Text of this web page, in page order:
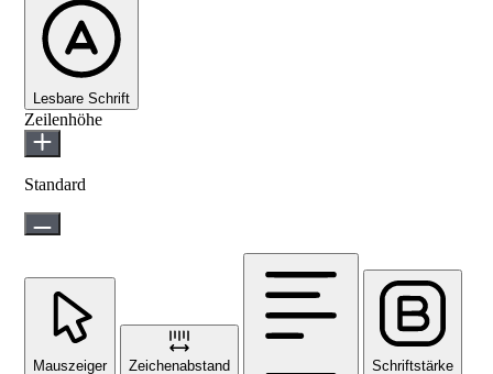
Lesbare Schrift
Zeilenhöhe
Standard
Mauszeiger Zeichenabstand Schriftstärke